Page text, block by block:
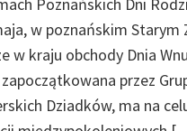
Poznańskich Dni
w poznańskim Starym
w kraju obchody Dnia
przez
Dziadków, ma na